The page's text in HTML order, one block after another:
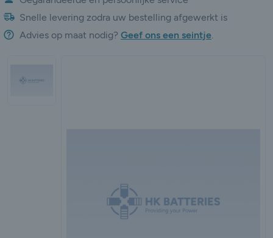
Snelle levering zodra uw bestelling afgewerkt is
Advies op maat nodig? Geef ons een seintje.